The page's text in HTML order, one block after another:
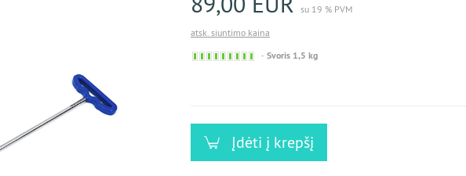
su 19 % PVM
atsk. siuntimo kaina
Sofort
Svoris 1,5 kg
Įdėti į krepšį